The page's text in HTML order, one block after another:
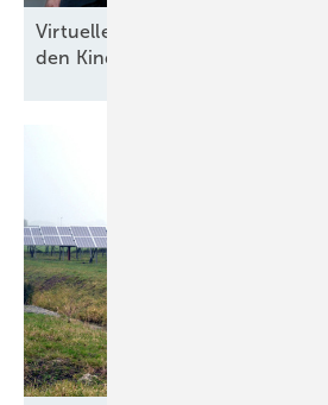
Virtuelles Speicherkraftwerk
den Kinderschuhen